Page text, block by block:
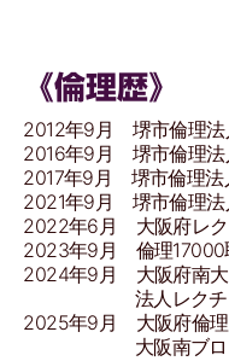
《倫理歴》
2012年9月 堺市倫理法
2016年9月 堺市倫理法
2017年9月 堺市倫理法
2021年9月 堺市倫理法
2022年6月 大阪府レク
2023年9月 倫理17000
2024年9月 大阪府南大
法人レクチャ
2025年9月 大阪府倫理
大阪南ブロッ